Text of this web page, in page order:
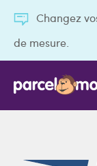
Changez
de mesure.